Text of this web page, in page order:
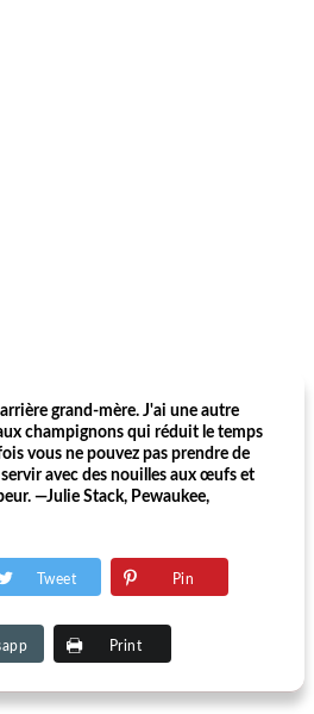
grand-mère. J'ai une autre
champignons qui réduit le temps
vous ne pouvez pas prendre de
avec des nouilles aux œufs et
—Julie Stack, Pewaukee,
Tweet Pin
Print